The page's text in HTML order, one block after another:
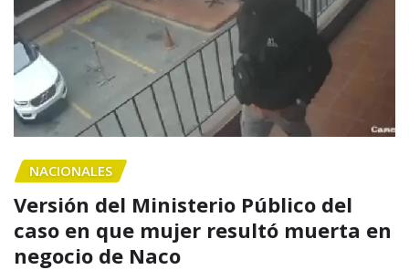
NACIONALES
Versión del Ministerio Público del
caso en que mujer resultó muerta en
negocio de Naco